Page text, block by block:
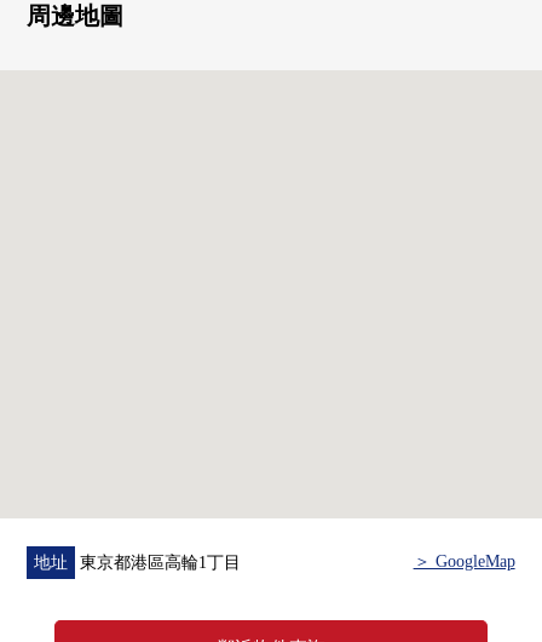
周邊地圖
地址 東京都港區高輪1丁目 ＞ GoogleMap